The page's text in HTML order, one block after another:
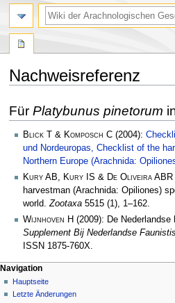
Nachweisreferenz
Navigation
springen
Suche
springen
Für Platybunus pinetorum
Blick T & Komposch C (2004):
und Nordeuropas, Checklist of the
Northern Europe (Arachnida:
Kury AB, Kury IS & De Oliveira ABR
harvestman (Arachnida: Opiliones)
world. Zootaxa 5515 (1), 1–162.
Wijnhoven H (2009): De Nederlandse
Supplement Bij Nederlandse
ISSN 1875-760X.
Navigation
Hauptseite
Letzte Änderungen